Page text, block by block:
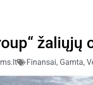
Finansai, Gamta,